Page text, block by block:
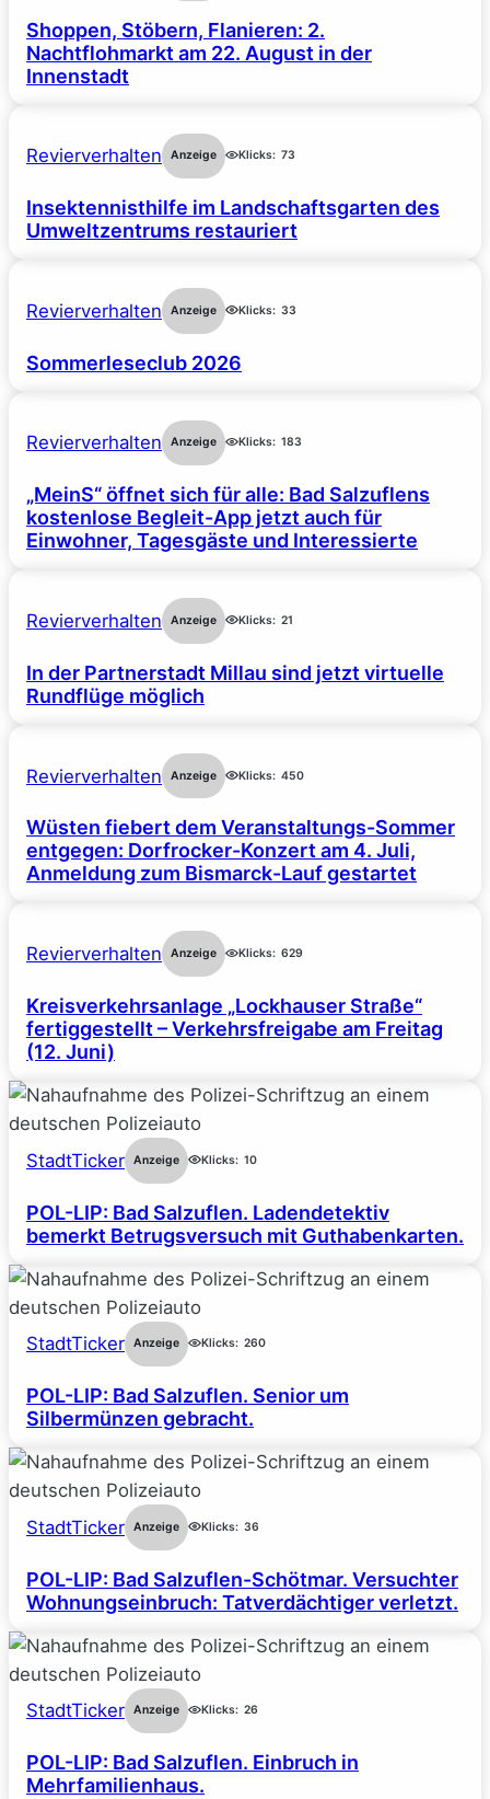
Shoppen, Stöbern, Flanieren: 2.
Nachtflohmarkt am 22. August in der
Innenstadt
Revierverhalten Anzeige Klicks: 73
Insektennisthilfe im Landschaftsgarten des
Umweltzentrums restauriert
Revierverhalten Anzeige Klicks: 33
Sommerleseclub 2026
Revierverhalten Anzeige Klicks: 183
„MeinS“ öffnet sich für alle: Bad Salzuflens
kostenlose Begleit-App jetzt auch für
Einwohner, Tagesgäste und Interessierte
Revierverhalten Anzeige Klicks: 21
In der Partnerstadt Millau sind jetzt virtuelle
Rundflüge möglich
Revierverhalten Anzeige Klicks: 450
Wüsten fiebert dem Veranstaltungs-Sommer
entgegen: Dorfrocker-Konzert am 4. Juli,
Anmeldung zum Bismarck-Lauf gestartet
Revierverhalten Anzeige Klicks: 629
Kreisverkehrsanlage „Lockhauser Straße“
fertiggestellt – Verkehrsfreigabe am Freitag
(12. Juni)
StadtTicker Anzeige Klicks: 10
POL-LIP: Bad Salzuflen. Ladendetektiv
bemerkt Betrugsversuch mit Guthabenkarten.
StadtTicker Anzeige Klicks: 260
POL-LIP: Bad Salzuflen. Senior um
Silbermünzen gebracht.
StadtTicker Anzeige Klicks: 36
POL-LIP: Bad Salzuflen-Schötmar. Versuchter
Wohnungseinbruch: Tatverdächtiger verletzt.
StadtTicker Anzeige Klicks: 26
POL-LIP: Bad Salzuflen. Einbruch in
Mehrfamilienhaus.